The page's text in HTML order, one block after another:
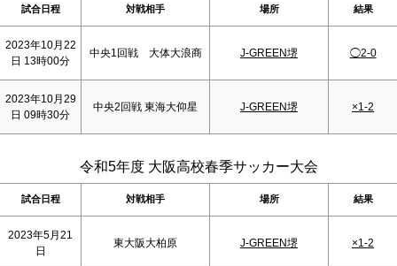
試合日程 対戦相手 場所 結果
2023年10月22
日 13時00分
中央1回戦 大体大浪商 J-GREEN堺 ◯2-0
2023年10月29
日 09時30分
中央2回戦 東海大仰星 J-GREEN堺 ×1-2
令和5年度 大阪高校春季サッカー大会
試合日程 対戦相手 場所 結果
2023年5月21
日
東大阪大柏原 J-GREEN堺 ×1-2